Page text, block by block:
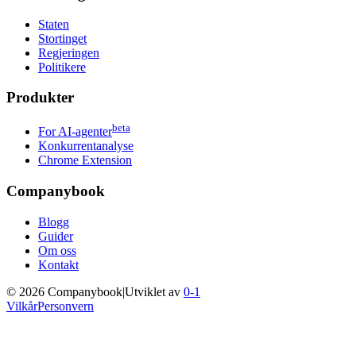
Staten
Stortinget
Regjeringen
Politikere
Produkter
For AI-agenterbeta
Konkurrentanalyse
Chrome Extension
Companybook
Blogg
Guider
Om oss
Kontakt
© 2026 Companybook|Utviklet av 0-1
VilkårPersonvern